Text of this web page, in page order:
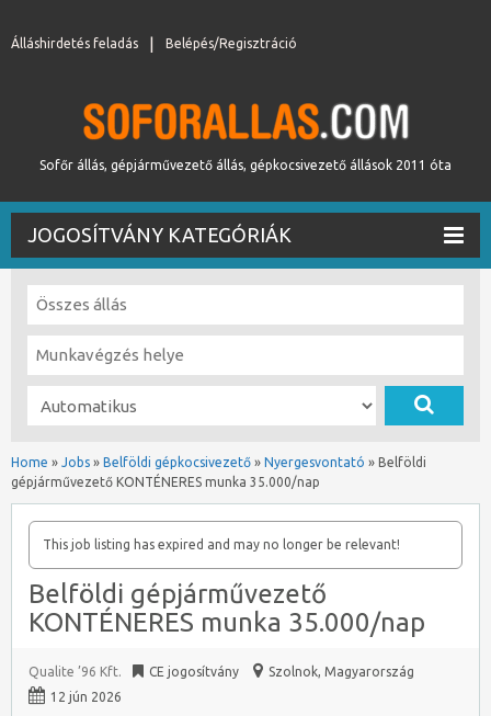
Belépés/Regisztráció
Álláshirdetés feladás
Sofőr állás, gépjárművezető állás, gépkocsivezető állások 2011 óta
JOGOSÍTVÁNY KATEGÓRIÁK
Home » Jobs » Belföldi gépkocsivezető » Nyergesvontató » Belföldi
gépjárművezető KONTÉNERES munka 35.000/nap
This job listing has expired and may no longer be relevant!
Belföldi gépjárművezető
KONTÉNERES munka 35.000/nap
Qualite ’96 Kft. CE jogosítvány Szolnok, Magyarország
12 jún 2026